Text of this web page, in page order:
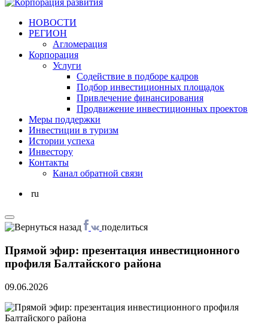
НОВОСТИ
РЕГИОН
Агломерация
Корпорация
Услуги
Cодействие в подборе кадров
Подбор инвестиционных площадок
Привлечение финансирования
Продвижение инвестиционных проектов
Меры поддержки
Инвестиции в туризм
Истории успеха
Инвестору
Контакты
Канал обратной связи
ru
поделиться
Прямой эфир: презентация инвестиционного
профиля Балтайского района
09.06.2026